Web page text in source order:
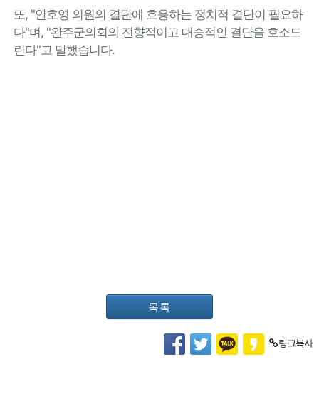
또, "안호영 의원의 결단에 호응하는 정치적 결단이 필요하
다"며, "완주군의회의 전향적이고 대승적인 결단을 호소드
린다"고 말했습니다.
목록
링크복사